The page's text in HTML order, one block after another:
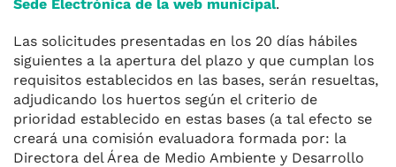
Sede Electrónica de la web municipal.
Las solicitudes presentadas en los 20 días hábiles
siguientes a la apertura del plazo y que cumplan los
requisitos establecidos en las bases, serán resueltas,
adjudicando los huertos según el criterio de
prioridad establecido en estas bases (a tal efecto se
creará una comisión evaluadora formada por: la
Directora del Área de Medio Ambiente y Desarrollo